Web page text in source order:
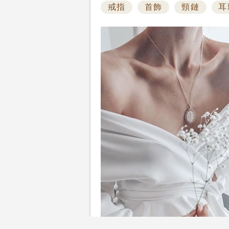
戒指 首飾 頸鏈 耳